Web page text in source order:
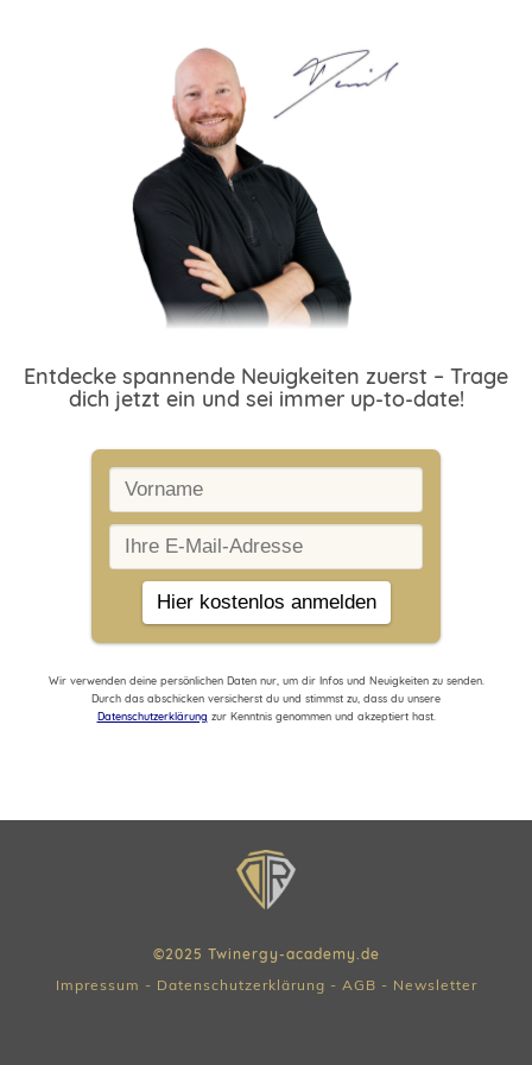
Entdecke spannende Neuigkeiten zuerst – Trage
dich jetzt ein und sei immer up-to-date!
Wir verwenden deine persönlichen Daten nur, um dir Infos und Neuigkeiten zu senden.
Durch das abschicken versicherst du und stimmst zu, dass du unsere
Datenschutzerklärung zur Kenntnis genommen und akzeptiert hast.
©2025 Twinergy-academy.de
Impressum - Datenschutzerklärung - AGB - Newsletter